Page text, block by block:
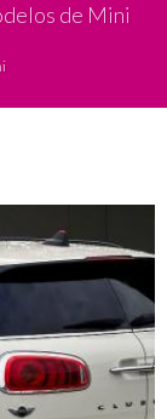
de Mini